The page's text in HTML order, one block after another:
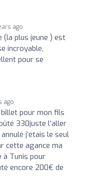
ago
(la plus jeune ) est
incroyable,
pour se
ago
billet pour mon fils
330juste l’aller
j’étais le seul
cette agance ma
à Tunis pour
encore 200€ de